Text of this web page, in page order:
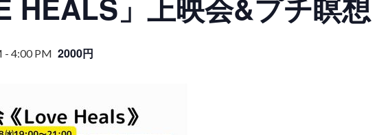
- 4:00 PM 2000円